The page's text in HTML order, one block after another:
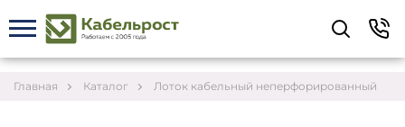
Главная Каталог Лоток кабельный неперфорированный
Укажите контакты для связи и требования к
заказу – предложим лучшие варианты по цене,
согласуем сроки и подберём доставку.